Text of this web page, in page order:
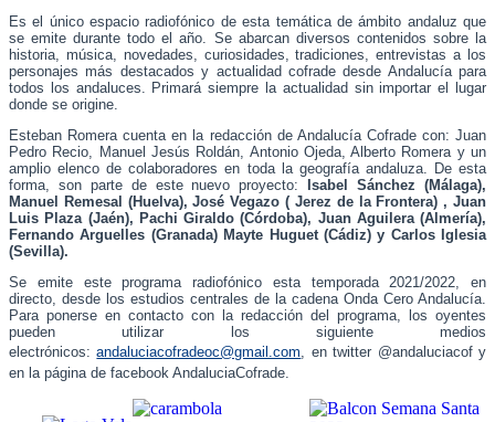
Es el único espacio radiofónico de esta temática de ámbito andaluz que
se emite durante todo el año. Se abarcan diversos contenidos sobre la
historia, música, novedades, curiosidades, tradiciones, entrevistas a los
personajes más destacados y actualidad cofrade desde Andalucía para
todos los andaluces. Primará siempre la actualidad sin importar el lugar
donde se origine.
Esteban Romera cuenta en la redacción de Andalucía Cofrade con: Juan
Pedro Recio, Manuel Jesús Roldán, Antonio Ojeda, Alberto Romera y un
amplio elenco de colaboradores en toda la geografía andaluza. De esta
forma, son parte de este nuevo proyecto:
Isabel Sánchez (Málaga),
Manuel Remesal (Huelva), José Vegazo ( Jerez de la Frontera) , Juan
Luis Plaza (Jaén), Pachi Giraldo (Córdoba), Juan Aguilera (Almería),
Fernando Arguelles (Granada) Mayte Huguet (Cádiz) y Carlos Iglesia
(Sevilla).
Se emite este programa radiofónico esta temporada 2021/2022, en
directo, desde los estudios centrales de la cadena Onda Cero Andalucía.
Para ponerse en contacto con la redacción del programa, los oyentes
pueden utilizar los siguiente medios
electrónicos:andaluciacofradeoc@gmail.com , en twitter @andaluciacof y
en la página de facebook AndaluciaCofrade.